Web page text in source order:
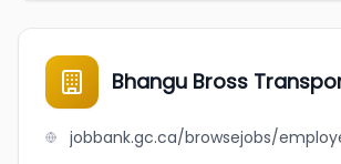
Bhangu Bross